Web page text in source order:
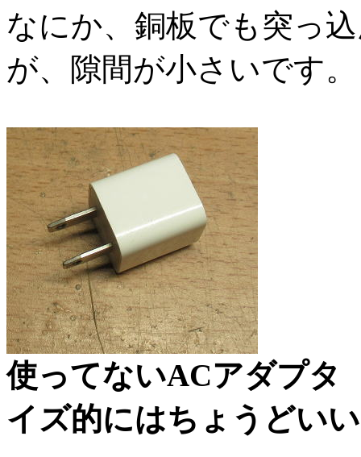
なにか、銅板でも突っ
が、隙間が小さいです。
使ってないACアダプタ
イズ的にはちょうどい